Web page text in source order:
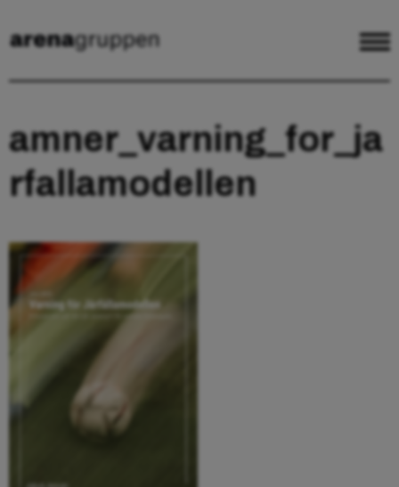
amner_varning_for_ja
rfallamodellen